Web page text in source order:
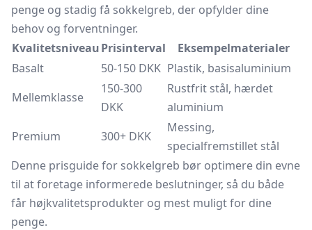
penge og stadig få sokkelgreb, der opfylder dine
behov og forventninger.
KvalitetsniveauPrisinterval
Eksempelmaterialer
Basalt
50-150 DKK Plastik, basisaluminium
Mellemklasse
150-300
DKK
Rustfrit stål, hærdet
aluminium
Premium
300+ DKK
Messing,
specialfremstillet stål
Denne prisguide for sokkelgreb bør optimere din evne
til at foretage informerede beslutninger, så du både
får højkvalitetsprodukter og mest muligt for dine
penge.